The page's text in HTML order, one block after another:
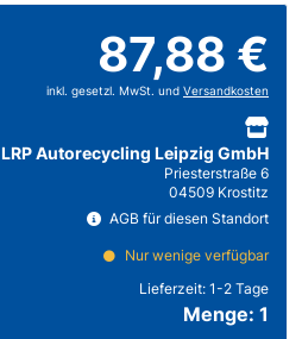
87,88 €
inkl. gesetzl. MwSt. und Versandkosten
LRP Autorecycling Leipzig GmbH
Priesterstraße 6
04509 Krostitz
AGB für diesen Standort
Nur wenige verfügbar
Lieferzeit: 1-2 Tage
Menge: 1